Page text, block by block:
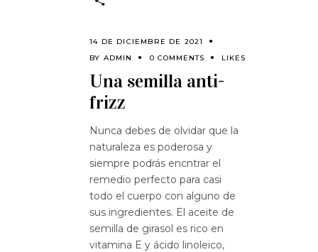
14 DE DICIEMBRE DE 2021
BY ADMIN 0 COMMENTS LIKES
Una semilla anti-
frizz
Nunca debes de olvidar que la
naturaleza es poderosa y
siempre podrás encntrar el
remedio perfecto para casi
todo el cuerpo con alguno de
sus ingredientes. El aceite de
semilla de girasol es rico en
vitamina E y ácido linoleico,